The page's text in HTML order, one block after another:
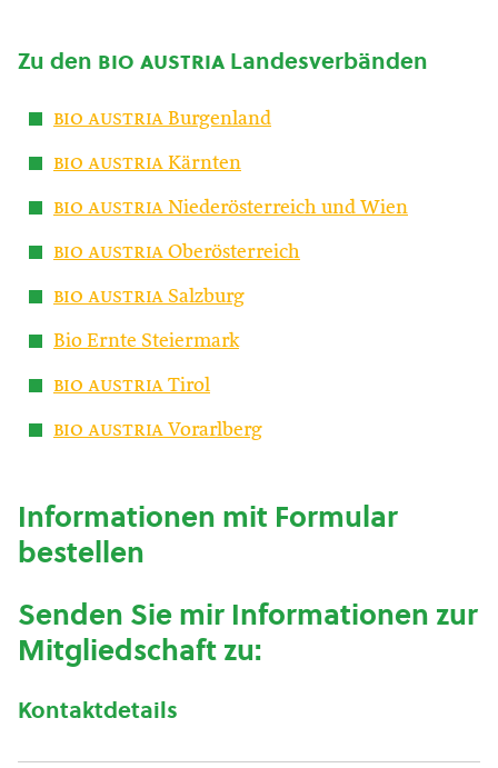
Zu den bio austria Landesverbänden
bio austria Burgenland
bio austria Kärnten
bio austria Niederösterreich und Wien
bio austria Oberösterreich
bio austria Salzburg
Bio Ernte Steiermark
bio austria Tirol
bio austria Vorarlberg
Informationen mit Formular
bestellen
Senden Sie mir Informationen zur
Mitgliedschaft zu:
Kontaktdetails